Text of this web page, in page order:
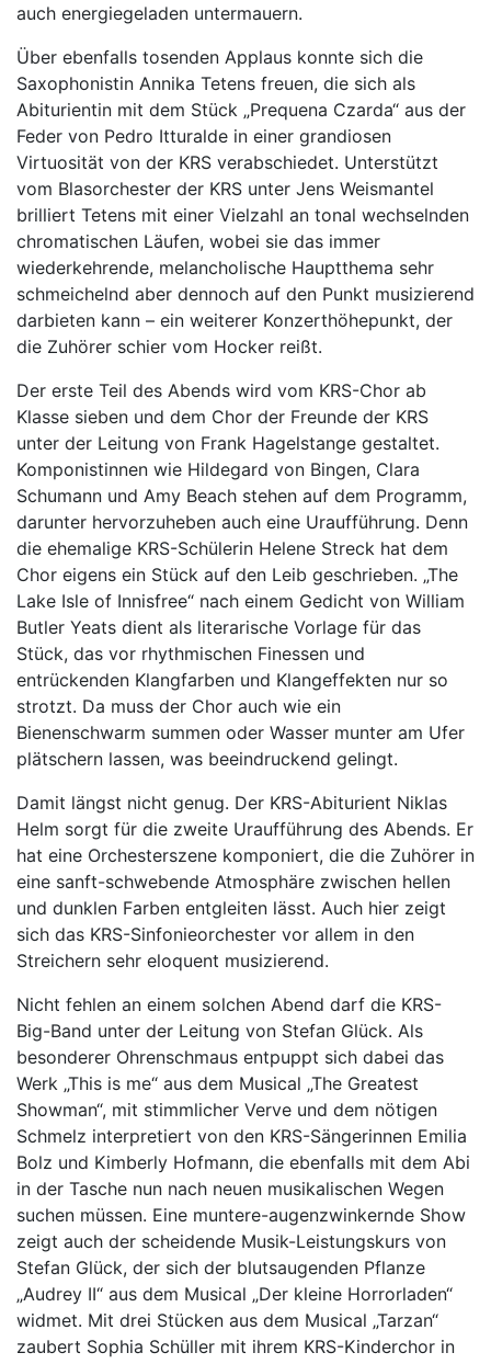
auch energiegeladen untermauern.
Über ebenfalls tosenden Applaus konnte sich die
Saxophonistin Annika Tetens freuen, die sich als
Abiturientin mit dem Stück „Prequena Czarda“ aus der
Feder von Pedro Itturalde in einer grandiosen
Virtuosität von der KRS verabschiedet. Unterstützt
vom Blasorchester der KRS unter Jens Weismantel
brilliert Tetens mit einer Vielzahl an tonal wechselnden
chromatischen Läufen, wobei sie das immer
wiederkehrende, melancholische Hauptthema sehr
schmeichelnd aber dennoch auf den Punkt musizierend
darbieten kann – ein weiterer Konzerthöhepunkt, der
die Zuhörer schier vom Hocker reißt.
Der erste Teil des Abends wird vom KRS-Chor ab
Klasse sieben und dem Chor der Freunde der KRS
unter der Leitung von Frank Hagelstange gestaltet.
Komponistinnen wie Hildegard von Bingen, Clara
Schumann und Amy Beach stehen auf dem Programm,
darunter hervorzuheben auch eine Uraufführung. Denn
die ehemalige KRS-Schülerin Helene Streck hat dem
Chor eigens ein Stück auf den Leib geschrieben. „The
Lake Isle of Innisfree“ nach einem Gedicht von William
Butler Yeats dient als literarische Vorlage für das
Stück, das vor rhythmischen Finessen und
entrückenden Klangfarben und Klangeffekten nur so
strotzt. Da muss der Chor auch wie ein
Bienenschwarm summen oder Wasser munter am Ufer
plätschern lassen, was beeindruckend gelingt.
Damit längst nicht genug. Der KRS-Abiturient Niklas
Helm sorgt für die zweite Uraufführung des Abends. Er
hat eine Orchesterszene komponiert, die die Zuhörer in
eine sanft-schwebende Atmosphäre zwischen hellen
und dunklen Farben entgleiten lässt. Auch hier zeigt
sich das KRS-Sinfonieorchester vor allem in den
Streichern sehr eloquent musizierend.
Nicht fehlen an einem solchen Abend darf die KRS-
Big-Band unter der Leitung von Stefan Glück. Als
besonderer Ohrenschmaus entpuppt sich dabei das
Werk „This is me“ aus dem Musical „The Greatest
Showman“, mit stimmlicher Verve und dem nötigen
Schmelz interpretiert von den KRS-Sängerinnen Emilia
Bolz und Kimberly Hofmann, die ebenfalls mit dem Abi
in der Tasche nun nach neuen musikalischen Wegen
suchen müssen. Eine muntere-augenzwinkernde Show
zeigt auch der scheidende Musik-Leistungskurs von
Stefan Glück, der sich der blutsaugenden Pflanze
„Audrey II“ aus dem Musical „Der kleine Horrorladen“
widmet. Mit drei Stücken aus dem Musical „Tarzan“
zaubert Sophia Schüller mit ihrem KRS-Kinderchor in